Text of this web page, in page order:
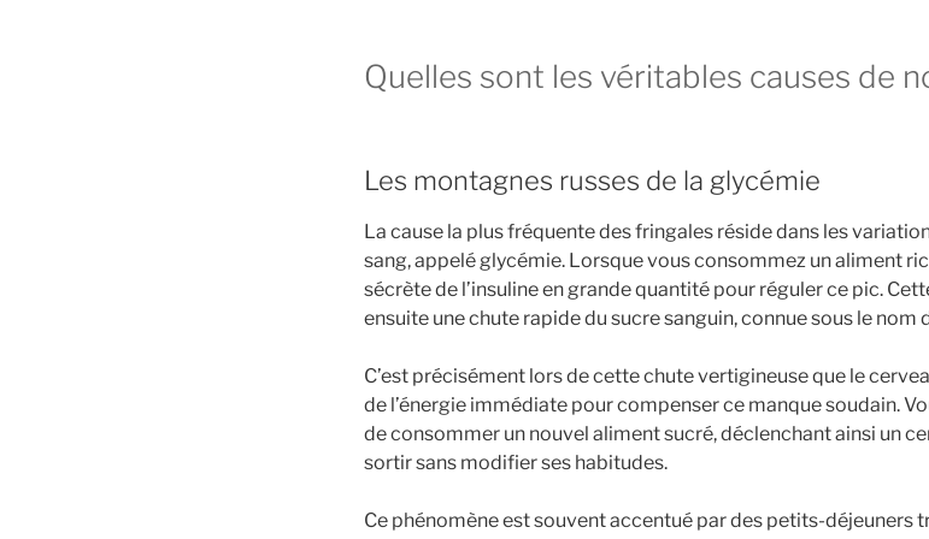
Quelles sont les véritables causes de
Les montagnes russes de la glycémie
La cause la plus fréquente des fringales réside dans les
sang, appelé glycémie. Lorsque vous consommez un aliment
sécrète de l’insuline en grande quantité pour réguler ce pic.
ensuite une chute rapide du sucre sanguin, connue sous le
C’est précisément lors de cette chute vertigineuse que le
de l’énergie immédiate pour compenser ce manque soudain.
de consommer un nouvel aliment sucré, déclenchant ainsi un
sortir sans modifier ses habitudes.
Ce phénomène est souvent accentué par des petits-déjeuners